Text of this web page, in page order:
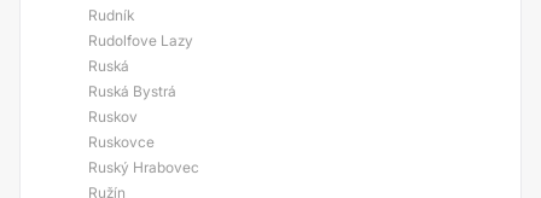
Rudník
Rudolfove Lazy
Ruská
Ruská Bystrá
Ruskov
Ruskovce
Ruský Hrabovec
Ružín